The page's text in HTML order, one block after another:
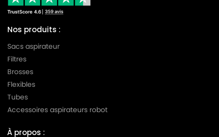
Nos produits :
Sacs aspirateur
Filtres
Brosses
Flexibles
Tubes
Accessoires aspirateurs robot
À propos :